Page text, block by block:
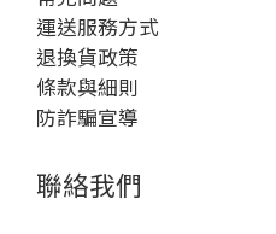
運送服務方式
退換貨政策
條款與細則
防詐騙宣導
聯絡我們